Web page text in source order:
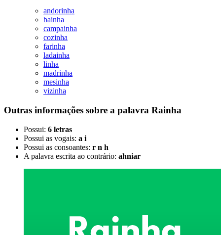
andorinha
bainha
campainha
cozinha
farinha
ladainha
linha
madrinha
mesinha
vizinha
Outras informações sobre a palavra Rainha
Possui: 6 letras
Possui as vogais: a i
Possui as consoantes: r n h
A palavra escrita ao contrário: ahniar